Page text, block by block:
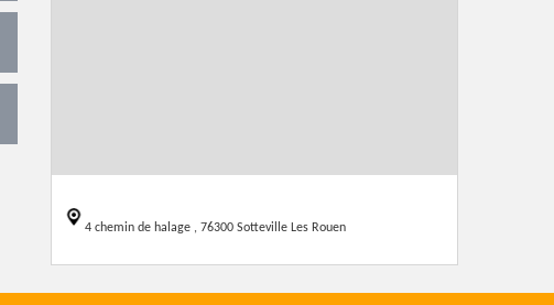
4 chemin de halage , 76300 Sotteville Les Rouen